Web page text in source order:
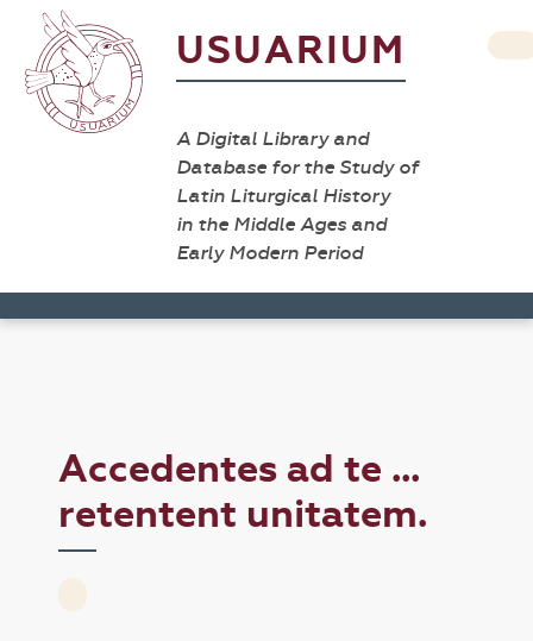
USUARIUM
A Digital Library and
Database for the Study of
Latin Liturgical History
in the Middle Ages and
Early Modern Period
Accedentes ad te ...
retentent unitatem.